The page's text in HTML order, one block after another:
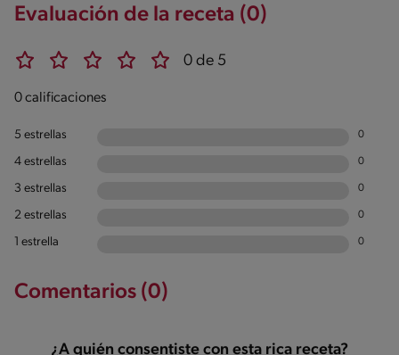
Evaluación de la receta (0)
0 de 5
0 calificaciones
5 estrellas 0
4 estrellas 0
3 estrellas 0
2 estrellas 0
1 estrella 0
Comentarios (0)
¿A quién consentiste con esta rica receta?